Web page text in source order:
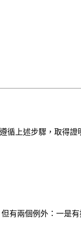
上述步驟，取得
有兩個例外：一是